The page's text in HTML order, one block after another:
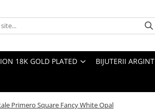
18K GOLD PLATED BIJUTERII ARGINT
Primero Square Fancy White Opal